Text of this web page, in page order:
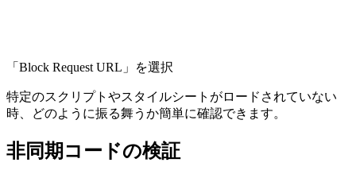
「Block Request URL」を選択
特定のスクリプトやスタイルシートがロードされていない
時、どのように振る舞うか簡単に確認できます。
非同期コードの検証